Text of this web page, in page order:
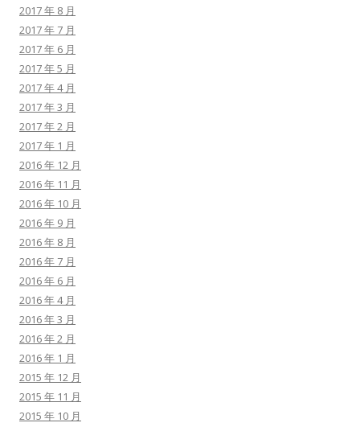
2017 年 8 月
2017 年 7 月
2017 年 6 月
2017 年 5 月
2017 年 4 月
2017 年 3 月
2017 年 2 月
2017 年 1 月
2016 年 12 月
2016 年 11 月
2016 年 10 月
2016 年 9 月
2016 年 8 月
2016 年 7 月
2016 年 6 月
2016 年 4 月
2016 年 3 月
2016 年 2 月
2016 年 1 月
2015 年 12 月
2015 年 11 月
2015 年 10 月